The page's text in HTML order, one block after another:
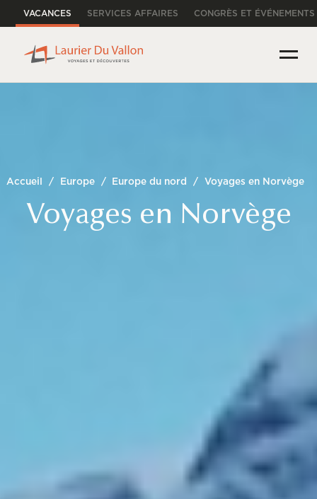
VACANCES SERVICES AFFAIRES CONGRÈS ET ÉVÉNEMENTS
Accueil / Europe / Europe du nord / Voyages en Norvège
Voyages en Norvège